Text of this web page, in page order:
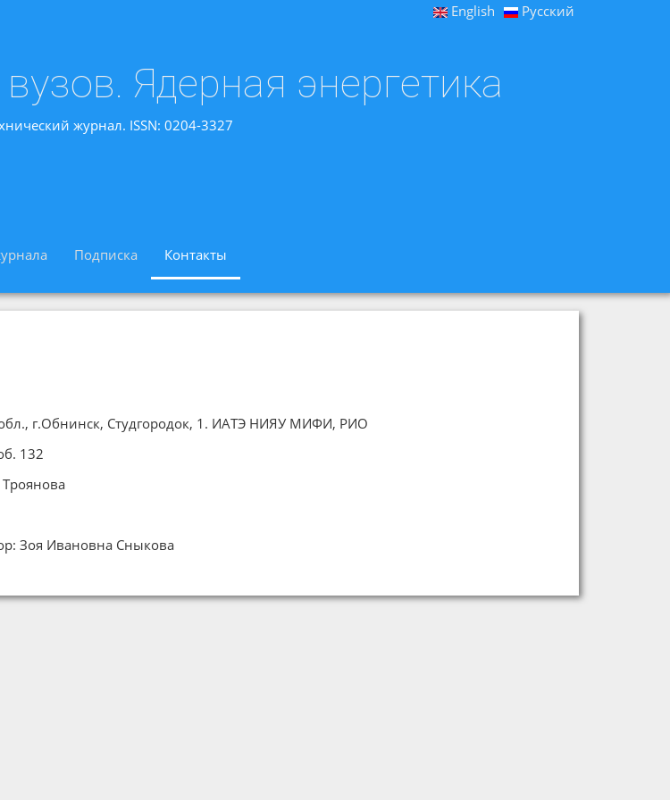
English Русский
Ядерная энергетика
журнал. ISSN: 0204-3327
Подписка Контакты
г.Обнинск, Студгородок, 1. ИАТЭ НИЯУ МИФИ, РИО
132
Зоя Ивановна Сныкова